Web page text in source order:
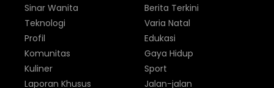
Sinar Wanita
Berita Terkini
Teknologi
Profil
Komunitas
Kuliner
Laporan Khusus
Varia Natal
Edukasi
Gaya Hidup
Sport
Jalan-jalan